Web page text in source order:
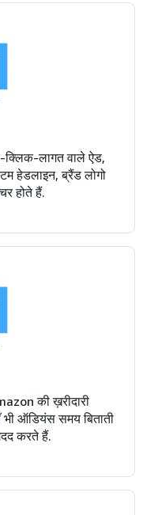
क्लिक-लागत वाले ऐड,
हेडलाइन, ब्रैंड लोगो
होते हैं.
की ख़रीदारी
ऑडियंस समय बिताती
करते हैं.